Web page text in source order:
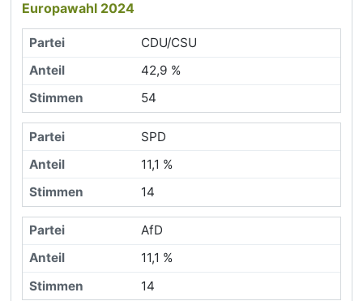
Europawahl 2024
CDU/CSU
42,9 %
54
SPD
11,1 %
14
AfD
11,1 %
14